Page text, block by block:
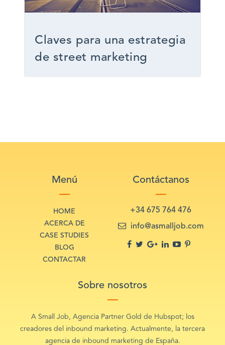
Claves para una estrategia
de street marketing
Menú
HOME
ACERCA DE
CASE STUDIES
BLOG
CONTACTAR
Contáctanos
+34 675 764 476
info@asmalljob.com
Sobre nosotros
A Small Job, Agencia Partner Gold de Hubspot; los
creadores del inbound marketing. Actualmente, la tercera
agencia de inbound marketing de España.